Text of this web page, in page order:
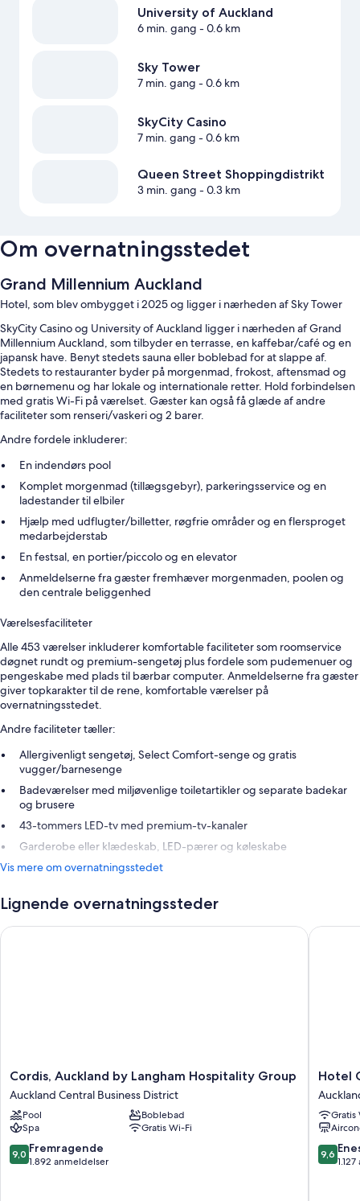
University of Auckland
6 min. gang - 0.6 km
Sky Tower
7 min. gang - 0.6 km
SkyCity Casino
7 min. gang - 0.6 km
Queen Street Shoppingdistrikt
3 min. gang - 0.3 km
Om overnatningsstedet
Grand Millennium Auckland
Hotel, som blev ombygget i 2025 og ligger i nærheden af Sky Tower
SkyCity Casino og University of Auckland ligger i nærheden af Grand
Millennium Auckland, som tilbyder en terrasse, en kaffebar/café og en
japansk have. Benyt stedets sauna eller boblebad for at slappe af.
Stedets to restauranter byder på morgenmad, frokost, aftensmad og
en børnemenu og har lokale og internationale retter. Hold forbindelsen
med gratis Wi-Fi på værelset. Gæster kan også få glæde af andre
faciliteter som renseri/vaskeri og 2 barer.
Andre fordele inkluderer:
En indendørs pool
Komplet morgenmad (tillægsgebyr), parkeringsservice og en
ladestander til elbiler
Hjælp med udflugter/billetter, røgfrie områder og en flersproget
medarbejderstab
En festsal, en portier/piccolo og en elevator
Anmeldelserne fra gæster fremhæver morgenmaden, poolen og
den centrale beliggenhed
Værelsesfaciliteter
Alle 453 værelser inkluderer komfortable faciliteter som roomservice
døgnet rundt og premium-sengetøj plus fordele som pudemenuer og
pengeskabe med plads til bærbar computer. Anmeldelserne fra gæster
giver topkarakter til de rene, komfortable værelser på
overnatningsstedet.
Andre faciliteter tæller:
Allergivenligt sengetøj, Select Comfort-senge og gratis
vugger/barnesenge
Badeværelser med miljøvenlige toiletartikler og separate badekar
og brusere
43-tommers LED-tv med premium-tv-kanaler
Garderobe eller klædeskab, LED-pærer og køleskabe
Vis mere om overnatningsstedet
Lignende overnatningssteder
Cordis,
Auckland
by
Langham
Hospitality
Group
Auckland
Cordis, Auckland by Langham Hospitality Group
Auckland Central Business District
Pool
Boblebad
Spa
Gratis Wi-Fi
9.0
ud
9,0 Fremragende
1.892 anmeldelser
Cordis, Auckland by Langham Hospitality Group
Hotel
Grand
Central
Business
Hotel
Gratis
9.6
ud
9,6
Hotel